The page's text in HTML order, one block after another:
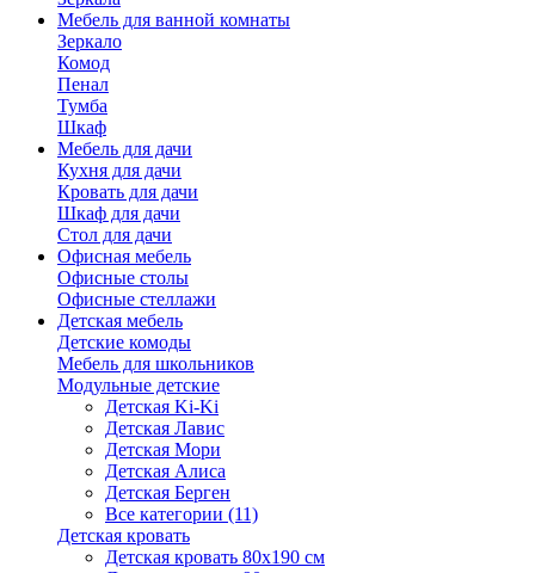
Мебель для ванной комнаты
Зеркало
Комод
Пенал
Тумба
Шкаф
Мебель для дачи
Кухня для дачи
Кровать для дачи
Шкаф для дачи
Стол для дачи
Офисная мебель
Офисные столы
Офисные стеллажи
Детская мебель
Детские комоды
Мебель для школьников
Модульные детские
Детская Ki-Ki
Детская Лавис
Детская Мори
Детская Алиса
Детская Берген
Все категории (11)
Детская кровать
Детская кровать 80х190 см